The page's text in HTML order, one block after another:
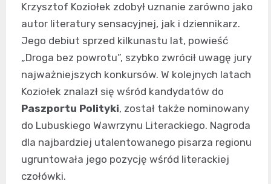
Krzysztof Koziołek zdobył uznanie zarówno jako
autor literatury sensacyjnej, jak i dziennikarz.
Jego debiut sprzed kilkunastu lat, powieść
„Droga bez powrotu”, szybko zwrócił uwagę jury
najważniejszych konkursów. W kolejnych latach
Koziołek znalazł się wśród kandydatów do
Paszportu Polityki, został także nominowany
do Lubuskiego Wawrzynu Literackiego. Nagroda
dla najbardziej utalentowanego pisarza regionu
ugruntowała jego pozycję wśród literackiej
czołówki.